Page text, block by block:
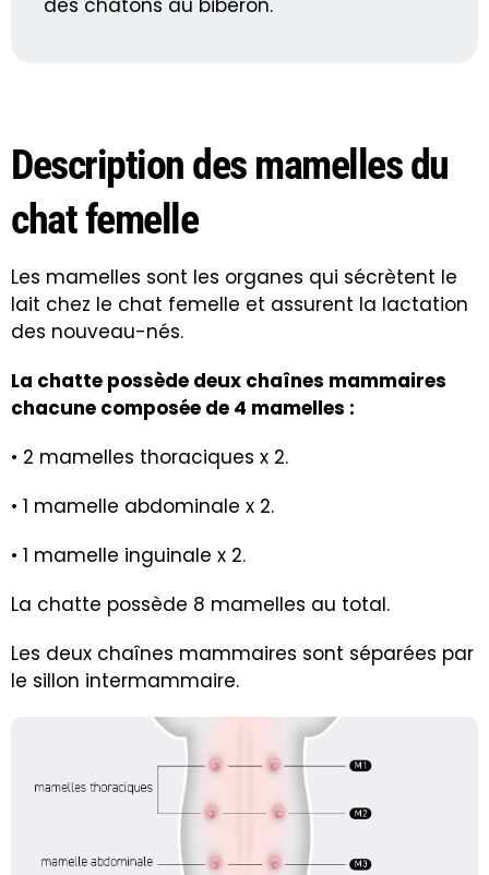
des chatons au biberon.
Description des mamelles du
chat femelle
Les mamelles sont les organes qui sécrètent le
lait chez le chat femelle et assurent la lactation
des nouveau-nés.
La chatte possède deux chaînes mammaires
chacune composée de 4 mamelles :
• 2 mamelles thoraciques x 2.
• 1 mamelle abdominale x 2.
• 1 mamelle inguinale x 2.
La chatte possède 8 mamelles au total.
Les deux chaînes mammaires sont séparées par
le sillon intermammaire.